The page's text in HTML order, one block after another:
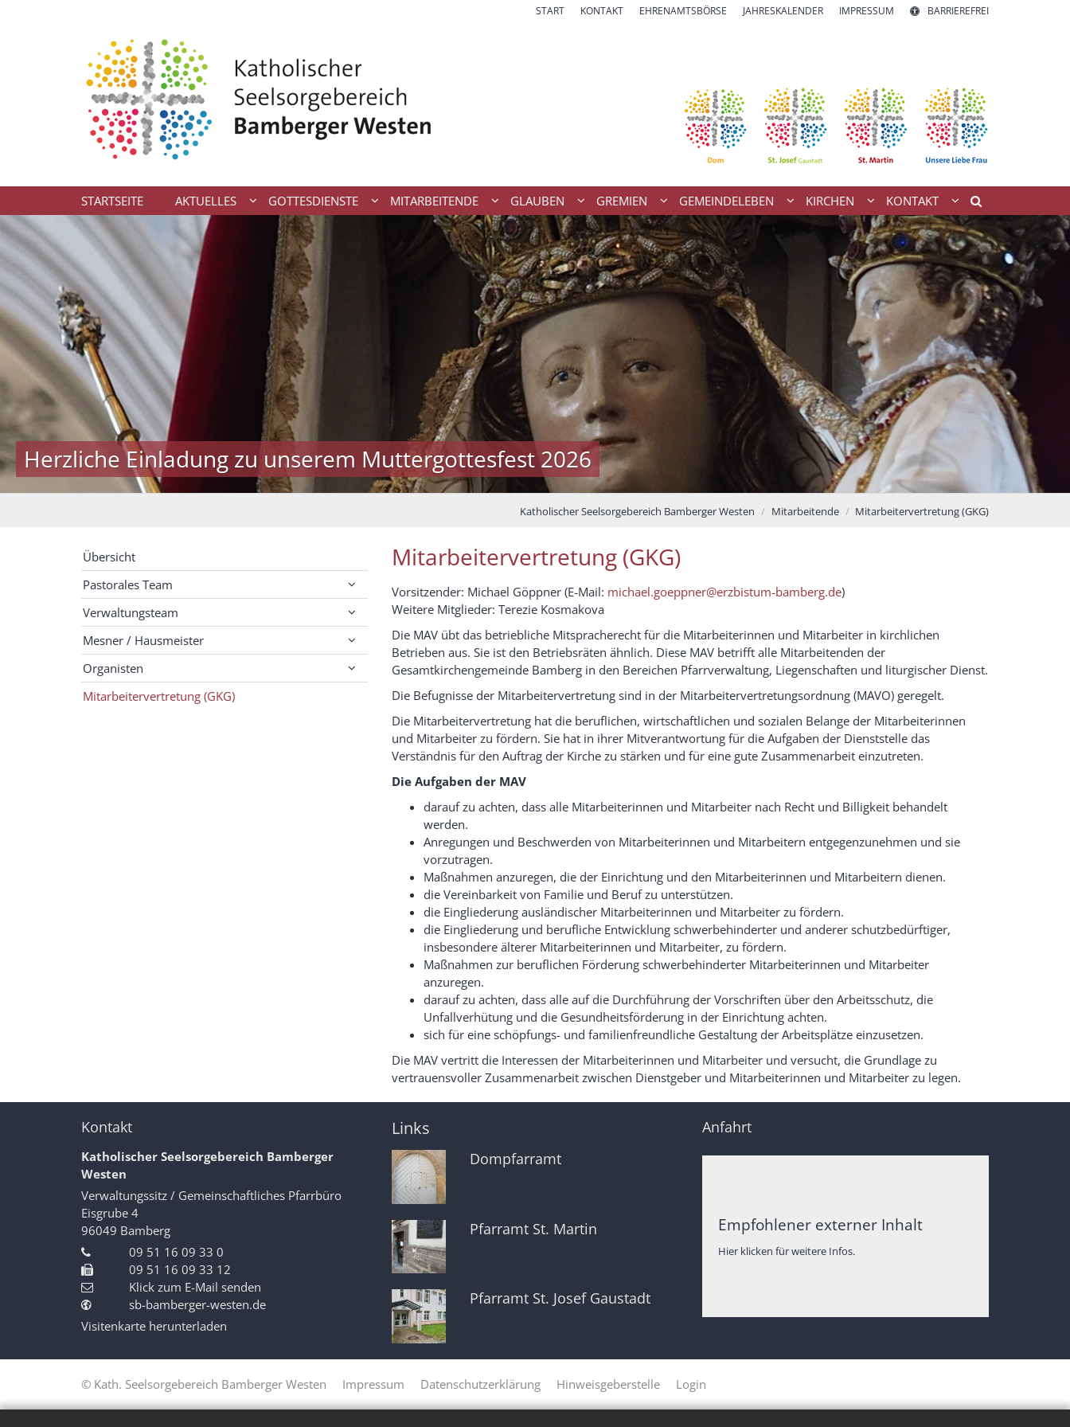
START KONTAKT EHRENAMTSBÖRSE JAHRESKALENDER IMPRESSUM BARRIEREFREI
STARTSEITE AKTUELLES GOTTESDIENSTE MITARBEITENDE GLAUBEN GREMIEN GEMEINDELEBEN KIRCHEN KONTAKT
Herzliche Einladung zu unserem Muttergottesfest 2026
Katholischer Seelsorgebereich Bamberger Westen Mitarbeitende Mitarbeitervertretung (GKG)
Mitarbeitervertretung (GKG)
Vorsitzender: Michael Göppner (E-Mail: michael.goeppner@erzbistum-bamberg.de)
Weitere Mitglieder: Terezie Kosmakova
Die MAV übt das betriebliche Mitspracherecht für die Mitarbeiterinnen und Mitarbeiter in kirchlichen
Betrieben aus. Sie ist den Betriebsräten ähnlich. Diese MAV betrifft alle Mitarbeitenden der
Gesamtkirchengemeinde Bamberg in den Bereichen Pfarrverwaltung, Liegenschaften und liturgischer Dienst.
Die Befugnisse der Mitarbeitervertretung sind in der Mitarbeitervertretungsordnung (MAVO) geregelt.
Die Mitarbeitervertretung hat die beruflichen, wirtschaftlichen und sozialen Belange der Mitarbeiterinnen
und Mitarbeiter zu fördern. Sie hat in ihrer Mitverantwortung für die Aufgaben der Dienststelle das
Verständnis für den Auftrag der Kirche zu stärken und für eine gute Zusammenarbeit einzutreten.
Die Aufgaben der MAV
darauf zu achten, dass alle Mitarbeiterinnen und Mitarbeiter nach Recht und Billigkeit behandelt
werden.
Anregungen und Beschwerden von Mitarbeiterinnen und Mitarbeitern entgegenzunehmen und sie
vorzutragen.
Maßnahmen anzuregen, die der Einrichtung und den Mitarbeiterinnen und Mitarbeitern dienen.
die Vereinbarkeit von Familie und Beruf zu unterstützen.
die Eingliederung ausländischer Mitarbeiterinnen und Mitarbeiter zu fördern.
die Eingliederung und berufliche Entwicklung schwerbehinderter und anderer schutzbedürftiger,
insbesondere älterer Mitarbeiterinnen und Mitarbeiter, zu fördern.
Maßnahmen zur beruflichen Förderung schwerbehinderter Mitarbeiterinnen und Mitarbeiter
anzuregen.
darauf zu achten, dass alle auf die Durchführung der Vorschriften über den Arbeitsschutz, die
Unfallverhütung und die Gesundheitsförderung in der Einrichtung achten.
sich für eine schöpfungs- und familienfreundliche Gestaltung der Arbeitsplätze einzusetzen.
Die MAV vertritt die Interessen der Mitarbeiterinnen und Mitarbeiter und versucht, die Grundlage zu
vertrauensvoller Zusammenarbeit zwischen Dienstgeber und Mitarbeiterinnen und Mitarbeiter zu legen.
Übersicht
Pastorales Team
Verwaltungsteam
Mesner / Hausmeister
Organisten
Mitarbeitervertretung (GKG)
Kontakt
Katholischer Seelsorgebereich Bamberger
Westen
Verwaltungssitz / Gemeinschaftliches Pfarrbüro
Eisgrube 4
96049 Bamberg
09 51 16 09 33 0
09 51 16 09 33 12
Klick zum E-Mail senden
sb-bamberger-westen.de
Visitenkarte herunterladen
Links
Dompfarramt
Pfarramt St. Martin
Pfarramt St. Josef Gaustadt
Anfahrt
Empfohlener externer Inhalt
Hier klicken für weitere Infos.
© Kath. Seelsorgebereich Bamberger Westen Impressum Datenschutzerklärung Hinweisgeberstelle Login